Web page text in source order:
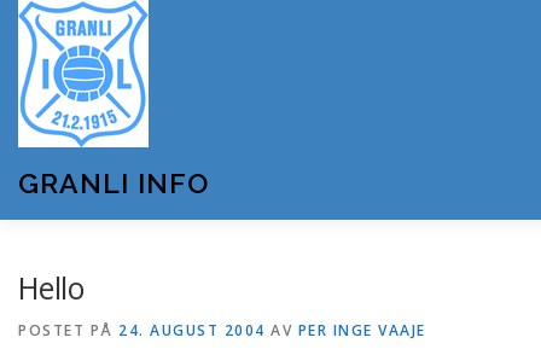
innhold
GRANLI INFO
Hello
POSTET PÅ 24. AUGUST 2004 AV PER INGE VAAJE